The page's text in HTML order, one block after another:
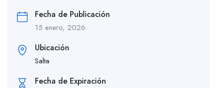
Fecha de Publicación
15 enero, 2026
Ubicación
Salta
Fecha de Expiración